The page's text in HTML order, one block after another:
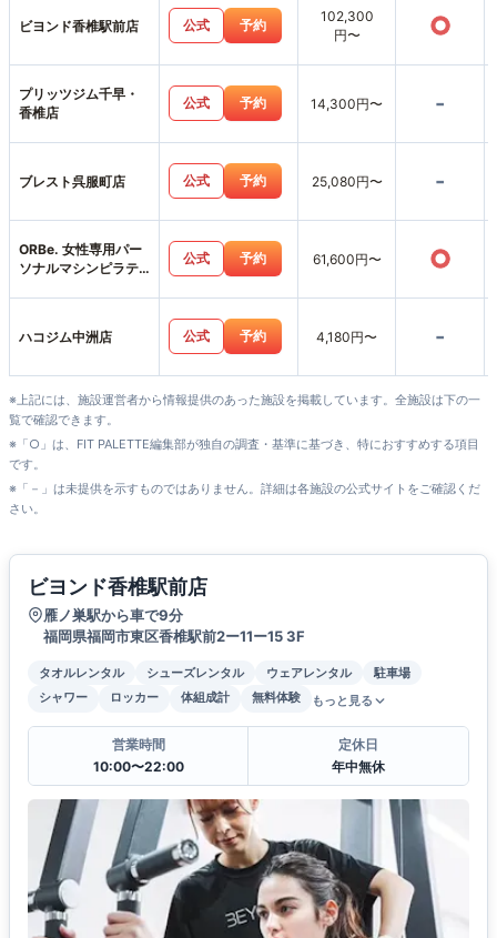
ビヨンド香椎駅前店 公式 予約
102,300
円〜
○
プリッツジム千早・
香椎店
公式 予約 14,300円〜 -
ブレスト呉服町店 公式 予約 25,080円〜 -
ORBe. 女性専用パー
ソナルマシンピラテ
公式 予約 61,600円〜 ○
ハコジム中洲店 公式 予約 4,180円〜 -
※上記には、施設運営者から情報提供のあった施設を掲載しています。全施設は下の一
覧で確認できます。
※「○」は、FIT PALETTE編集部が独自の調査・基準に基づき、特におすすめする項目
です。
※「－」は未提供を示すものではありません。詳細は各施設の公式サイトをご確認くだ
さい。
ビヨンド香椎駅前店
雁ノ巣駅から車で9分
福岡県福岡市東区香椎駅前2ー11ー15 3F
タオルレンタル シューズレンタル ウェアレンタル
駐車場
シャワー
ロッカー 体組成計 無料体験 もっと見る
営業時間
10:00〜22:00
定休日
年中無休